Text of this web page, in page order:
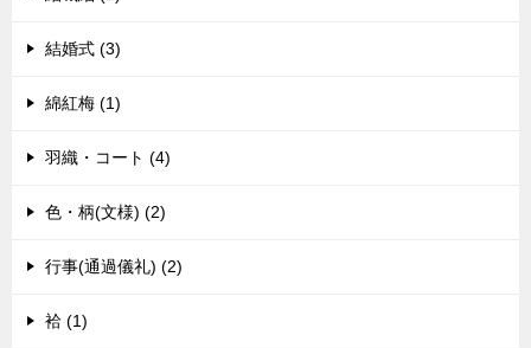
結婚式 (3)
綿紅梅 (1)
羽織・コート (4)
色・柄(文様) (2)
行事(通過儀礼) (2)
袷 (1)